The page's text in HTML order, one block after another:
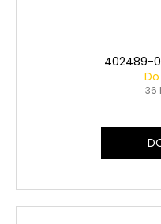
402489-
36